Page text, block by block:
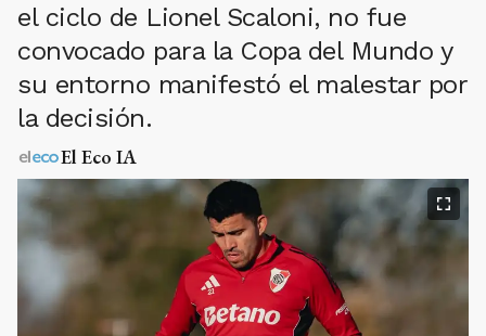
el ciclo de Lionel Scaloni, no fue
convocado para la Copa del Mundo y
su entorno manifestó el malestar por
la decisión.
El Eco IA